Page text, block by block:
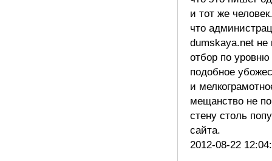
и тот же
что
dumskaya.net не
отбор по
подобное
и
мещанство не
стену столь
сайта.
2012-08-22